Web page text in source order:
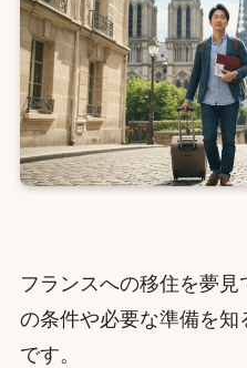
フランスへの移住を夢
の条件や必要な準備を
です。